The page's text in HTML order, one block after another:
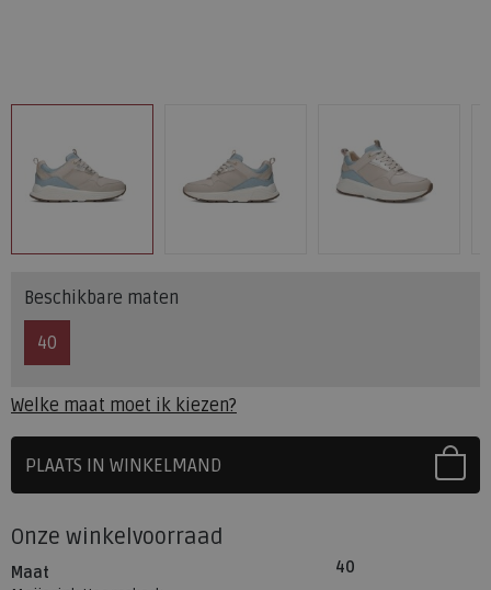
Beschikbare maten
40
Welke maat moet ik kiezen?
PLAATS IN WINKELMAND
Onze winkelvoorraad
Maat
40